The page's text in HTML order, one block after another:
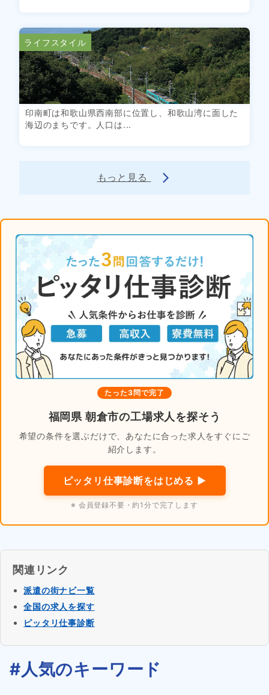
ライフスタイル
印南町は和歌山県西南部に位置し、和歌山湾に面した
海辺のまちです。人口は...
もっと見る arrow_forward_ios
たった3問で完了
福岡県 朝倉市の工場求人を探そう
希望の条件を選ぶだけで、あなたに合った求人をすぐにご
紹介します。
ピッタリ仕事診断をはじめる ▶
※ 会員登録不要・約1分で完了します
関連リンク
派遣の街ナビ一覧
全国の求人を探す
ピッタリ仕事診断
#人気のキーワード